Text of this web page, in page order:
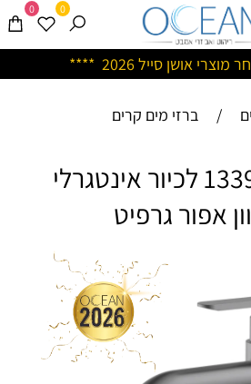
מוצרי אושן סייל 2026 ****
0 0
/ ברזי מים קרים
ברז מים קרים 1339 לכיור אינטגרלי
אפור גרפיט